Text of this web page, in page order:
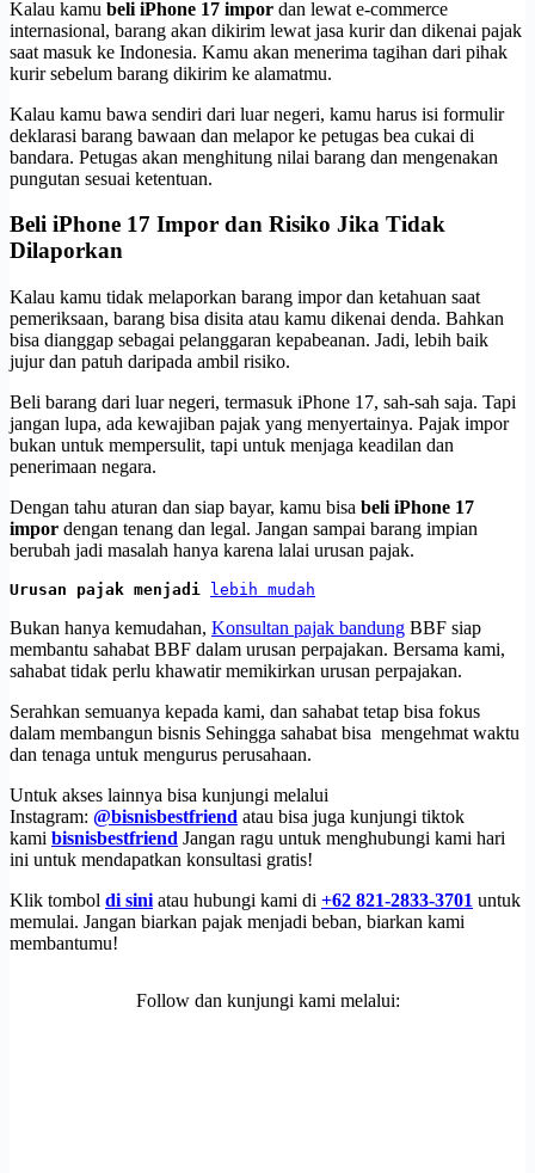
Kalau kamu beli iPhone 17 impor dan lewat e-commerce
internasional, barang akan dikirim lewat jasa kurir dan dikenai pajak
saat masuk ke Indonesia. Kamu akan menerima tagihan dari pihak
kurir sebelum barang dikirim ke alamatmu.
Kalau kamu bawa sendiri dari luar negeri, kamu harus isi formulir
deklarasi barang bawaan dan melapor ke petugas bea cukai di
bandara. Petugas akan menghitung nilai barang dan mengenakan
pungutan sesuai ketentuan.
Beli iPhone 17 Impor dan Risiko Jika Tidak
Dilaporkan
Kalau kamu tidak melaporkan barang impor dan ketahuan saat
pemeriksaan, barang bisa disita atau kamu dikenai denda. Bahkan
bisa dianggap sebagai pelanggaran kepabeanan. Jadi, lebih baik
jujur dan patuh daripada ambil risiko.
Beli barang dari luar negeri, termasuk iPhone 17, sah-sah saja. Tapi
jangan lupa, ada kewajiban pajak yang menyertainya. Pajak impor
bukan untuk mempersulit, tapi untuk menjaga keadilan dan
penerimaan negara.
Dengan tahu aturan dan siap bayar, kamu bisa beli iPhone 17
impor dengan tenang dan legal. Jangan sampai barang impian
berubah jadi masalah hanya karena lalai urusan pajak.
Urusan pajak menjadi lebih mudah
Bukan hanya kemudahan, Konsultan pajak bandung BBF siap
membantu sahabat BBF dalam urusan perpajakan. Bersama kami,
sahabat tidak perlu khawatir memikirkan urusan perpajakan.
Serahkan semuanya kepada kami, dan sahabat tetap bisa fokus
dalam membangun bisnis Sehingga sahabat bisa mengehmat waktu
dan tenaga untuk mengurus perusahaan.
Untuk akses lainnya bisa kunjungi melalui
Instagram: @bisnisbestfriend atau bisa juga kunjungi tiktok
kami bisnisbestfriend Jangan ragu untuk menghubungi kami hari
ini untuk mendapatkan konsultasi gratis!
Klik tombol di sini atau hubungi kami di +62 821-2833-3701 untuk
memulai. Jangan biarkan pajak menjadi beban, biarkan kami
membantumu!
Follow dan kunjungi kami melalui: